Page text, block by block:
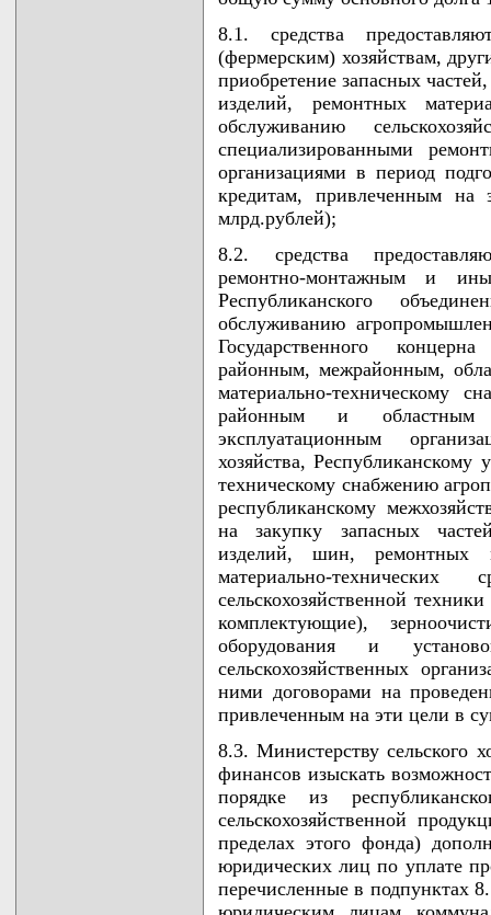
8.1. средства
(фермерским) хозяйствам,
приобретение запасных
изделий, ремонтных
обслуживанию
специализированными
организациями в период
кредитам, привлеченным
млрд.рублей);
8.2. средства
ремонтно-монтажным и
Республиканского
обслуживанию
Государственного
районным, межрайонным,
материально-техническому
районным и областным
эксплуатационным
хозяйства,
техническому снабжению
республиканскому
на закупку запасных
изделий, шин, ремонтных
материально-
сельскохозяйственной
комплектующие),
оборудования и
сельскохозяйственных
ними договорами на
привлеченным на эти цели в
8.3. Министерству сельского
финансов изыскать
порядке из
сельскохозяйственной
пределах этого фонда)
юридических лиц по уплате
перечисленные в подпунктах